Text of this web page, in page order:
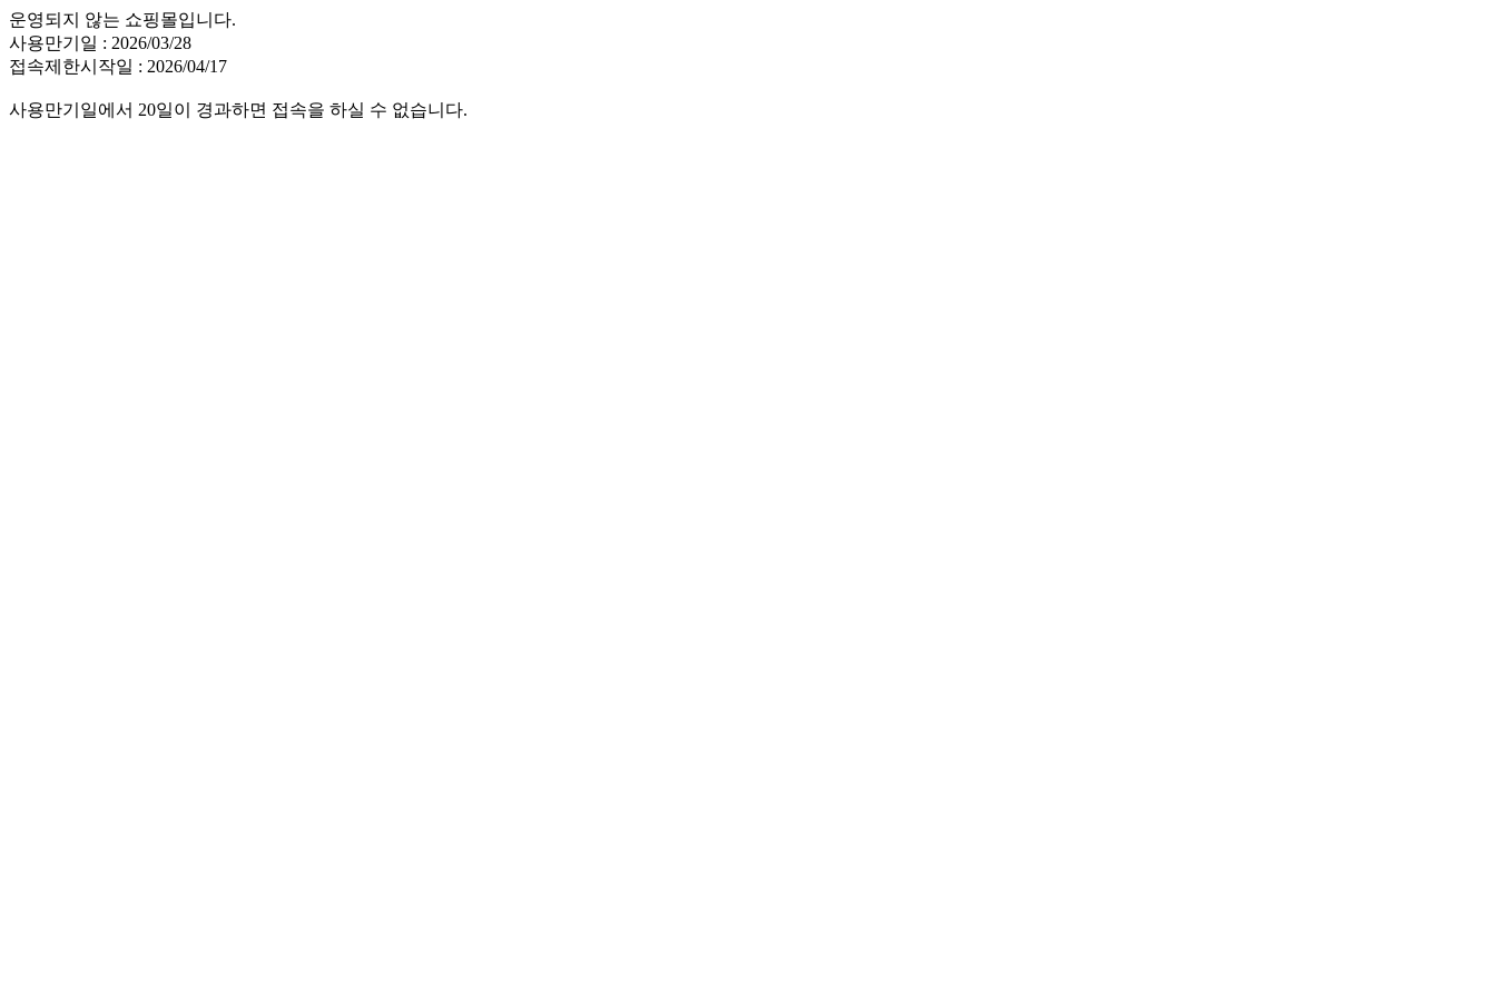
운영되지 않는 쇼핑몰입니다.
사용만기일 : 2026/03/28
접속제한시작일 : 2026/04/17
사용만기일에서 20일이 경과하면 접속을 하실 수 없습니다.